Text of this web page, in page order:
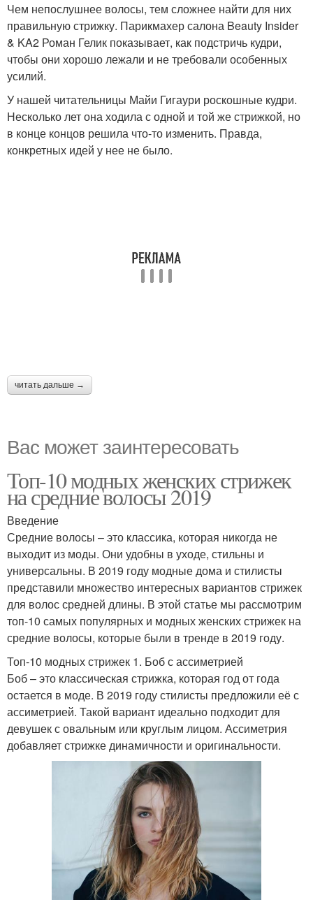
Чем непослушнее волосы, тем сложнее найти для них
правильную стрижку. Парикмахер салона Beauty Insider
& KA2 Роман Гелик показывает, как подстричь кудри,
чтобы они хорошо лежали и не требовали особенных
усилий.
У нашей читательницы Майи Гигаури роскошные кудри.
Несколько лет она ходила с одной и той же стрижкой, но
в конце концов решила что-то изменить. Правда,
конкретных идей у нее не было.
читать дальше →
Вас может заинтересовать
Топ-10 модных женских стрижек
на средние волосы 2019
Введение
Средние волосы – это классика, которая никогда не
выходит из моды. Они удобны в уходе, стильны и
универсальны. В 2019 году модные дома и стилисты
представили множество интересных вариантов стрижек
для волос средней длины. В этой статье мы рассмотрим
топ-10 самых популярных и модных женских стрижек на
средние волосы, которые были в тренде в 2019 году.
Топ-10 модных стрижек 1. Боб с ассиметрией
Боб – это классическая стрижка, которая год от года
остается в моде. В 2019 году стилисты предложили её с
ассиметрией. Такой вариант идеально подходит для
девушек с овальным или круглым лицом. Ассиметрия
добавляет стрижке динамичности и оригинальности.